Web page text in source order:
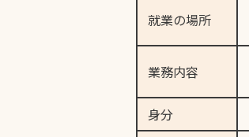
就業の場所
業務内容
身分